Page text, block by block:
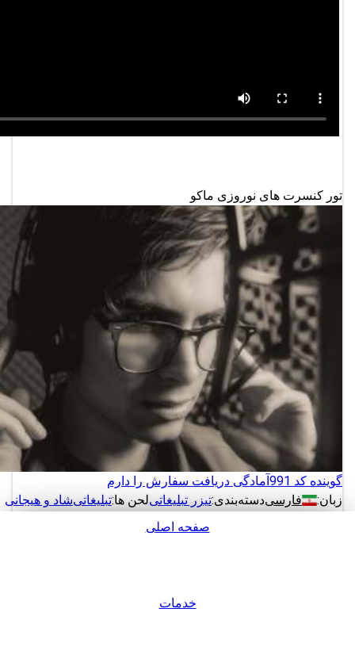
تور کنسرت های نوروزی ماکو
گوینده کد 991
آمادگی دریافت سفارش را دارم
زبان:
فارسیدسته‌بندی:تیزر تبلیغاتیلحن ها:تبلیغاتیشاد و هیجانی
نمونه های بیشتر از این گوینده
صفحه اصلی
خدمات